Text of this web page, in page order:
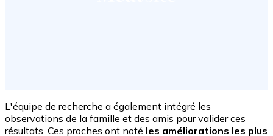
L'équipe de recherche a également intégré les
observations de la famille et des amis pour valider ces
résultats. Ces proches ont noté les améliorations les plus